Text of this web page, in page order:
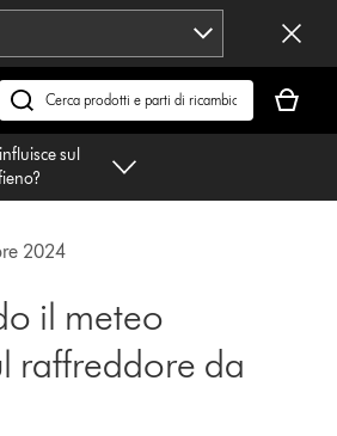
Cerca
su
dyson.it
carrello
è
sul
2024
il meteo
raffreddore da